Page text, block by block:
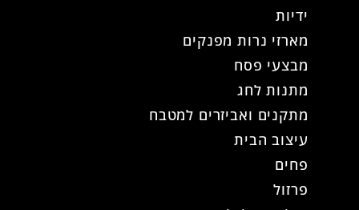
ידיות
מארזי נרות מפנקים
מבצעי פסח
מתנות לחג
מתקנים ואביזרים למטבח
עיצוב הבית
פחים
פרזול